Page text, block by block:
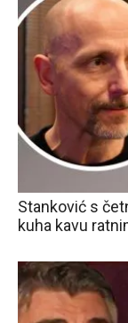
Stanković s
kuha kavu